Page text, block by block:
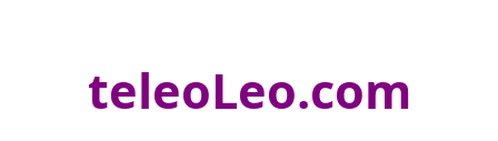
teleoLeo.com